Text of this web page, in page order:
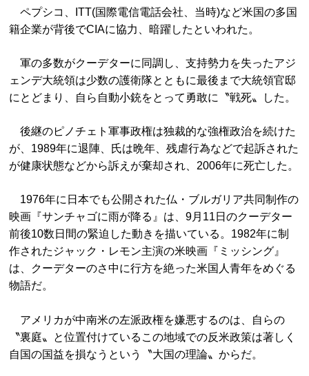
ペプシコ、ITT(国際電信電話会社、当時)など米国の多国
籍企業が背後でCIAに協力、暗躍したといわれた。
軍の多数がクーデターに同調し、支持勢力を失ったアジ
ェンデ大統領は少数の護衛隊とともに最後まで大統領官邸
にとどまり、自ら自動小銃をとって勇敢に〝戦死〟した。
後継のピノチェト軍事政権は独裁的な強権政治を続けた
が、1989年に退陣、氏は晩年、残虐行為などで起訴された
が健康状態などから訴えが棄却され、2006年に死亡した。
1976年に日本でも公開された仏・ブルガリア共同制作の
映画『サンチャゴに雨が降る』は、9月11日のクーデター
前後10数日間の緊迫した動きを描いている。1982年に制
作されたジャック・レモン主演の米映画『ミッシング』
は、クーデターのさ中に行方を絶った米国人青年をめぐる
物語だ。
アメリカが中南米の左派政権を嫌悪するのは、自らの
〝裏庭〟と位置付けているこの地域での反米政策は著しく
自国の国益を損なうという〝大国の理論〟からだ。